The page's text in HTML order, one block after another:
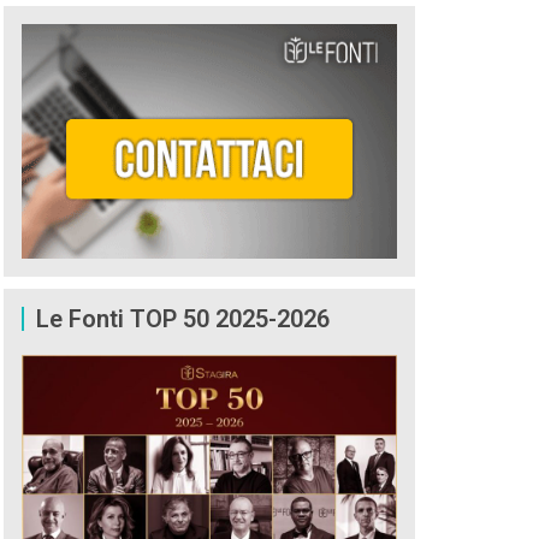
Le Fonti TOP 50 2025-2026